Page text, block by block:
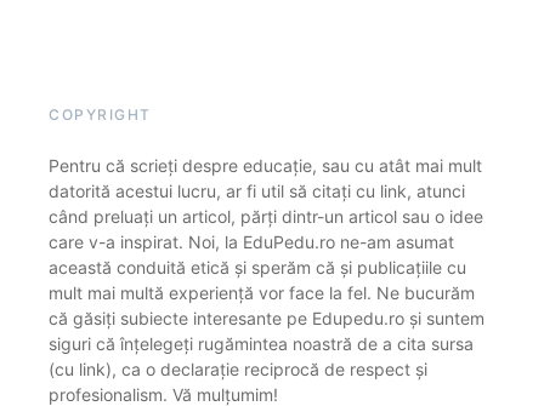
COPYRIGHT
Pentru că scrieți despre educație, sau cu atât mai mult
datorită acestui lucru, ar fi util să citați cu link, atunci
când preluați un articol, părți dintr-un articol sau o idee
care v-a inspirat. Noi, la EduPedu.ro ne-am asumat
această conduită etică și sperăm că și publicațiile cu
mult mai multă experiență vor face la fel. Ne bucurăm
că găsiți subiecte interesante pe Edupedu.ro și suntem
siguri că înțelegeți rugămintea noastră de a cita sursa
(cu link), ca o declarație reciprocă de respect și
profesionalism. Vă mulțumim!